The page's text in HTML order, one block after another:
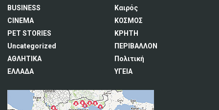
BUSINESS
CINEMA
PET STORIES
Uncategorized
ΑΘΛΗΤΙΚΑ
ΕΛΛΑΔΑ
Καιρός
ΚΟΣΜΟΣ
ΚΡΗΤΗ
ΠΕΡΙΒΑΛΛΟΝ
Πολιτική
ΥΓΕΙΑ